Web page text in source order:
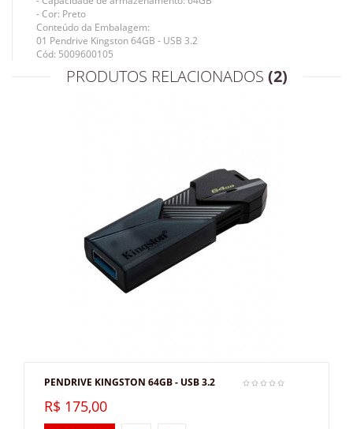
- Cor: Preto
Conteúdo da Embalagem:
01 Pendrive Kingston 64GB - USB 3.2
Cód: 5009600105
PRODUTOS RELACIONADOS (2)
PENDRIVE KINGSTON 64GB - USB 3.2
R$ 175,00